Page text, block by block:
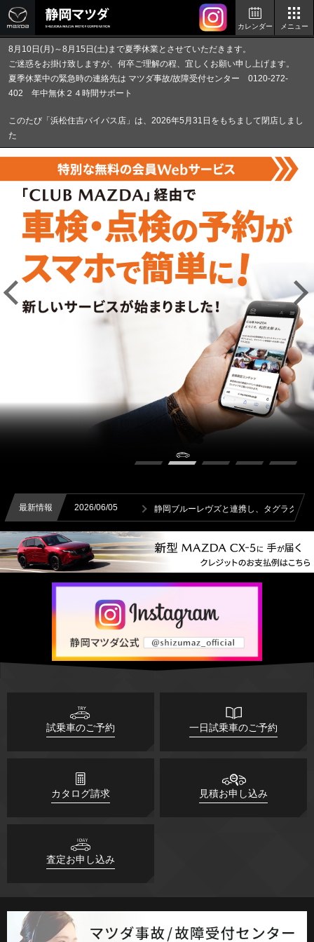
カレンダー メニュー
8月10日(月)～8月15日(土)まで夏季休業とさせていただきます。
ご迷惑をお掛け致しますが、何卒ご理解の程、宜しくお願い申し上げます。
夏季休業中の緊急時の連絡先は マツダ事故/故障受付センター 0120-272-
402 年中無休２４時間サポート
このたび「浜松住吉バイパス店」は、2026年5月31日をもちまして閉店しまし
た
最新情報 2026/05/29 サマー
06/05 静岡ブルーレヴズと連携し、タグラグビー研修を実施
試乗車のご予約 一日試乗車のご予約
カタログ請求 見積お申し込み
査定お申し込み